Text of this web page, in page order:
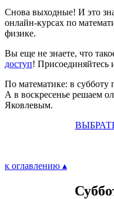
Снова выходные! И это
онлайн-курсах по
физике.
Вы еще не знаете, что
доступ! Присоединяйтесь
По математике: в субботу
А в воскресенье решаем
Яковлевым.
к оглавлению ▴